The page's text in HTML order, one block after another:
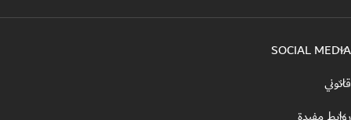
SOCIAL MEDIA
قانوني